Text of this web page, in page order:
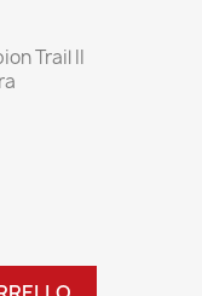
Trail II